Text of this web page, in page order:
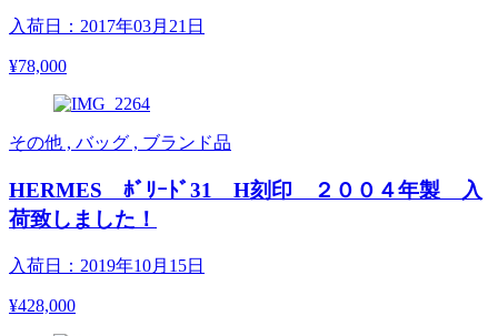
入荷日：2017年03月21日
¥78,000
その他 , バッグ , ブランド品
HERMES ﾎﾞﾘｰﾄﾞ31 H刻印 ２００４年製 入
荷致しました！
入荷日：2019年10月15日
¥428,000